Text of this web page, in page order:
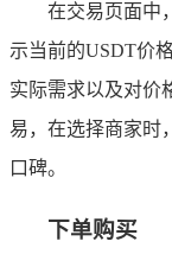
在交易页面中
示当前的USDT价
实际需求以及对价
易，在选择商家时
口碑。
下单购买